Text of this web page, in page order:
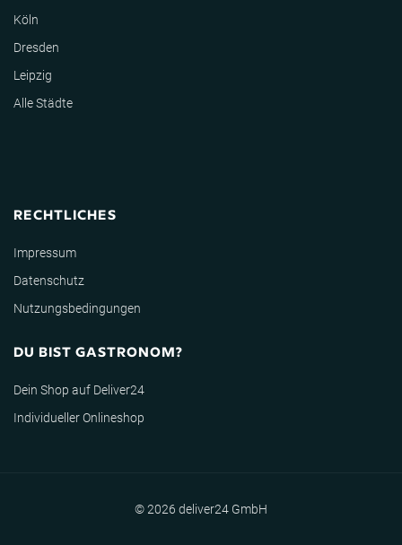
Köln
Dresden
Leipzig
Alle Städte
RECHTLICHES
Impressum
Datenschutz
Nutzungsbedingungen
DU BIST GASTRONOM?
Dein Shop auf Deliver24
Individueller Onlineshop
© 2026 deliver24 GmbH